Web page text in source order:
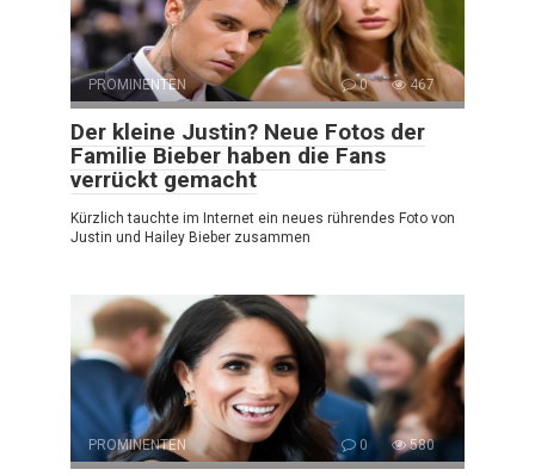
PROMINENTEN 0 467
Der kleine Justin? Neue Fotos der
Familie Bieber haben die Fans
verrückt gemacht
Kürzlich tauchte im Internet ein neues rührendes Foto von
Justin und Hailey Bieber zusammen
PROMINENTEN 0 580